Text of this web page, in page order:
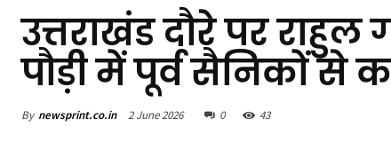
उत्तराखंड दौरे पर
पौड़ी में पूर्व सैनिकों से
By newsprint.co.in 2 June 2026 0 43